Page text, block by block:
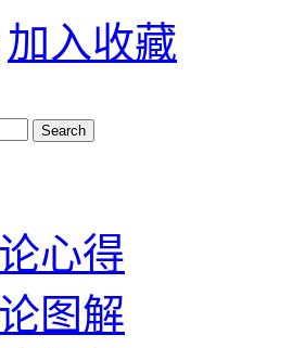
加入收藏
心得
图解